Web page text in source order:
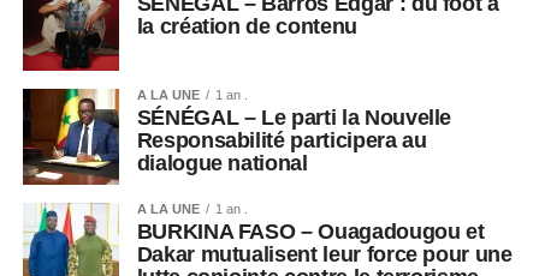
la création de contenu
A LA UNE 1 an .
SÉNÉGAL – Le parti la Nouvelle
Responsabilité participera au
dialogue national
A LA UNE 1 an .
BURKINA FASO – Ouagadougou et
Dakar mutualisent leur force pour une